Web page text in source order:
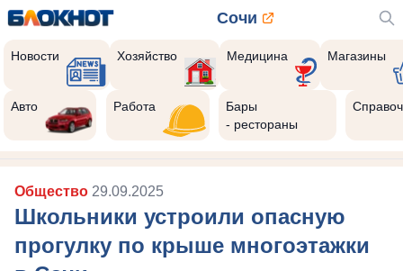
Сочи
Новости Хозяйство Медицина Магазины
Авто Работа
Бары
- рестораны
Общество 29.09.2025
Школьники устроили опасную
прогулку по крыше многоэтажки